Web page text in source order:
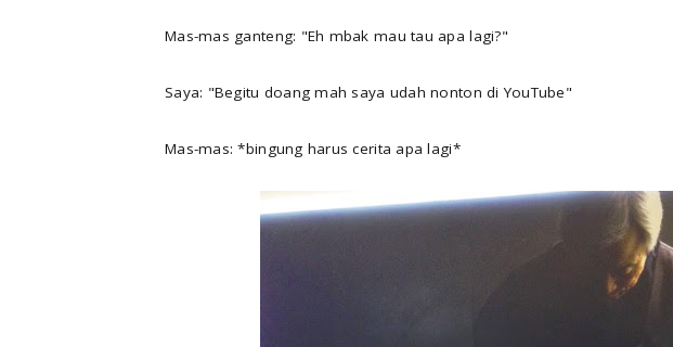
Mas-mas ganteng: "Eh mbak mau tau apa lagi?"
Saya: "Begitu doang mah saya udah nonton di YouTube"
Mas-mas: *bingung harus cerita apa lagi*